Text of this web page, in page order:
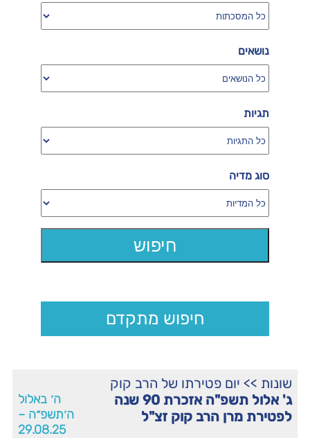
שונות >> יום פטירתו של הרב קוק
ג' אלול תשפ"ה אזכרת 90 שנה
לפטירת מרן הרב קוק זצ"ל
ה׳ באלול
ה׳תשפ״ה –
29.08.25
נושאים
תגיות
סוג מדיה
חיפוש מתקדם